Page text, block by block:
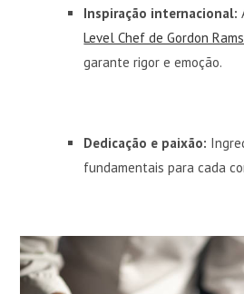
Inspiração internacional:
Level Chef de Gordon
garante rigor e emoção.
Dedicação e paixão:
fundamentais para cada